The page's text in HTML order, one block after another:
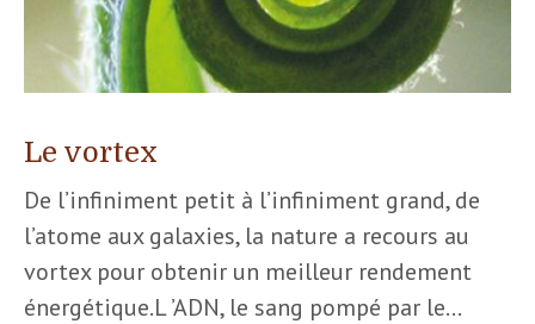
Le vortex
De l’infiniment petit à l’infiniment grand, de
l’atome aux galaxies, la nature a recours au
vortex pour obtenir un meilleur rendement
énergétique.L ’ADN, le sang pompé par le…